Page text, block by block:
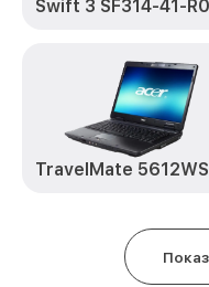
Замена кулера
Замена микрофона
2428AWXMi Acer
Замена северного
2428AWXMi Acer